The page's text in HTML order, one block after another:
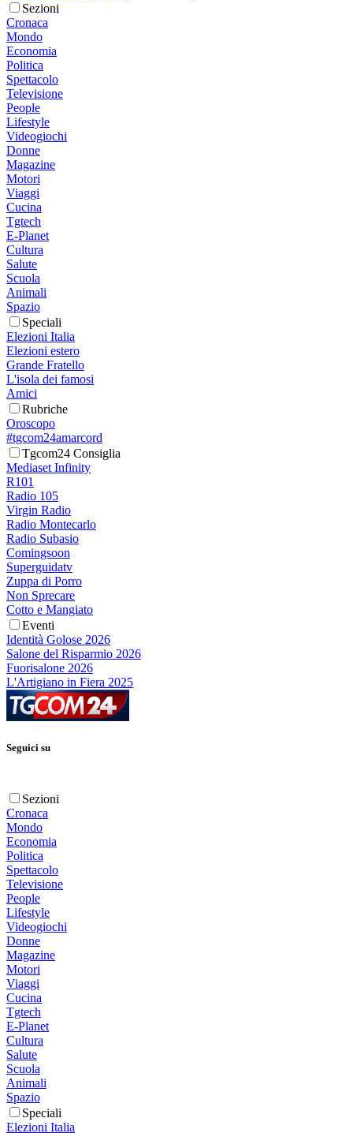
Sezioni
Cronaca
Mondo
Economia
Politica
Spettacolo
Televisione
People
Lifestyle
Videogiochi
Donne
Magazine
Motori
Viaggi
Cucina
Tgtech
E-Planet
Cultura
Salute
Scuola
Animali
Spazio
Speciali
Elezioni Italia
Elezioni estero
Grande Fratello
L'isola dei famosi
Amici
Rubriche
Oroscopo
#tgcom24amarcord
Tgcom24 Consiglia
Mediaset Infinity
R101
Radio 105
Virgin Radio
Radio Montecarlo
Radio Subasio
Comingsoon
Superguidatv
Zuppa di Porro
Non Sprecare
Cotto e Mangiato
Eventi
Identità Golose 2026
Salone del Risparmio 2026
Fuorisalone 2026
L'Artigiano in Fiera 2025
Seguici su
Sezioni
Cronaca
Mondo
Economia
Politica
Spettacolo
Televisione
People
Lifestyle
Videogiochi
Donne
Magazine
Motori
Viaggi
Cucina
Tgtech
E-Planet
Cultura
Salute
Scuola
Animali
Spazio
Speciali
Elezioni Italia